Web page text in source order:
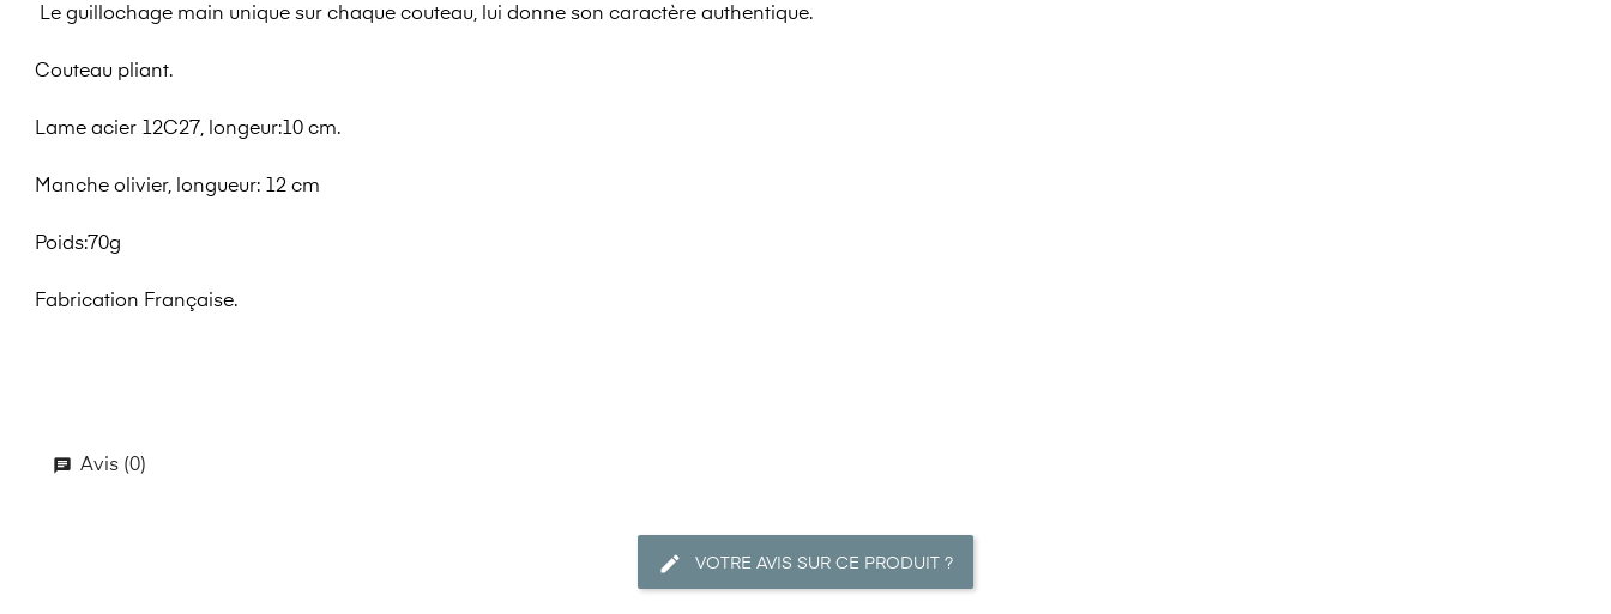
Le guillochage main unique sur chaque couteau, lui donne son caractère authentique.
Couteau pliant.
Lame acier 12C27, longeur:10 cm.
Manche olivier, longueur: 12 cm
Poids:70g
Fabrication Française.
Avis (0)
VOTRE AVIS SUR CE PRODUIT ?